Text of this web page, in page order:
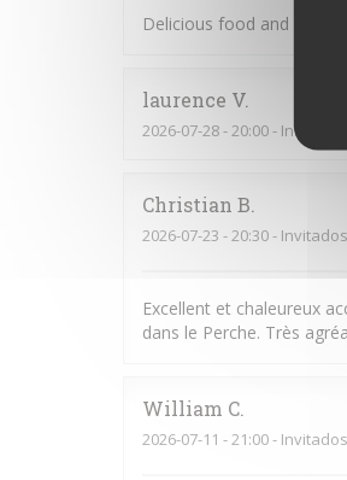
Delicious food and
laurence V
2026-07-28- 20:00 - Invitados
Christian B
2026-07-23 - 20:30 -
Excellent et chaleureux
dans le Perche. Très
William C
2026-07-11 - 21:00 -